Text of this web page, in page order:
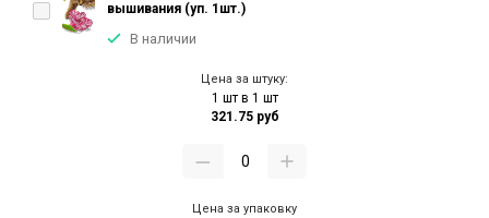
вышивания (уп. 1шт.)
В наличии
Цена за штуку:
1 шт в 1 шт
321.75 руб
Цена за упаковку